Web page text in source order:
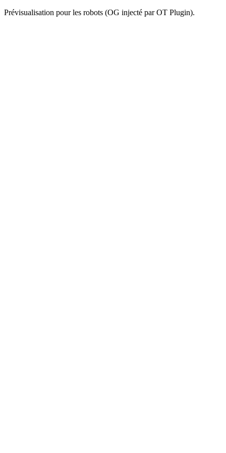
Prévisualisation pour les robots (OG injecté par OT Plugin).